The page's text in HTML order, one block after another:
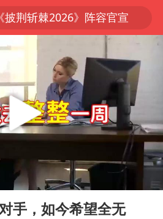
《披荆斩棘2026》阵容官宣
杭州机场已取消航班388架次
中国籍豪华游艇富商之子在泰国被杀
10余省份将出现强风雨 局地特大暴雨
海豚北上或致京津冀暴雨
手，如今希望全无